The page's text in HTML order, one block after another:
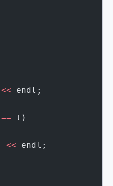
<< endl;
== t)
<< endl;